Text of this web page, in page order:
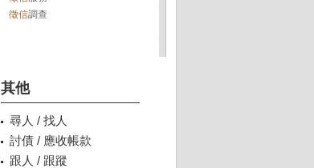
徵信調查
其他
尋人 / 找人
討債 / 應收帳款
跟人 / 跟蹤